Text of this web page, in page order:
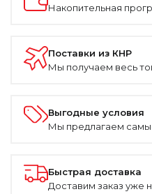
Накопительная
Поставки из КНР
Мы получаем весь
Выгодные условия
Мы предлагаем
Быстрая доставка
Доставим заказ уже